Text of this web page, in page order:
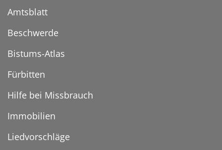
Amtsblatt
Beschwerde
Bistums-Atlas
Fürbitten
Hilfe bei Missbrauch
Immobilien
Liedvorschläge